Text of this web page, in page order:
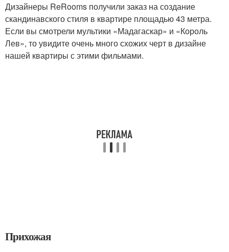
Дизайнеры ReRooms получили заказ на создание
скандинавского стиля в квартире площадью 43 метра.
Если вы смотрели мультики «Мадагаскар» и «Король
Лев», то увидите очень много схожих черт в дизайне
нашей квартиры с этими фильмами.
Прихожая